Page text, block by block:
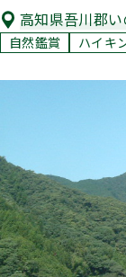
高知県吾川郡
自然鑑賞 ハイキ